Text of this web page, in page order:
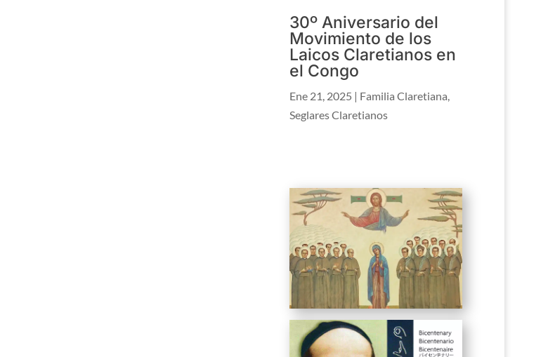
30º Aniversario del
Movimiento de los
Laicos Claretianos en
el Congo
Ene 21, 2025 | Familia Claretiana,
Seglares Claretianos